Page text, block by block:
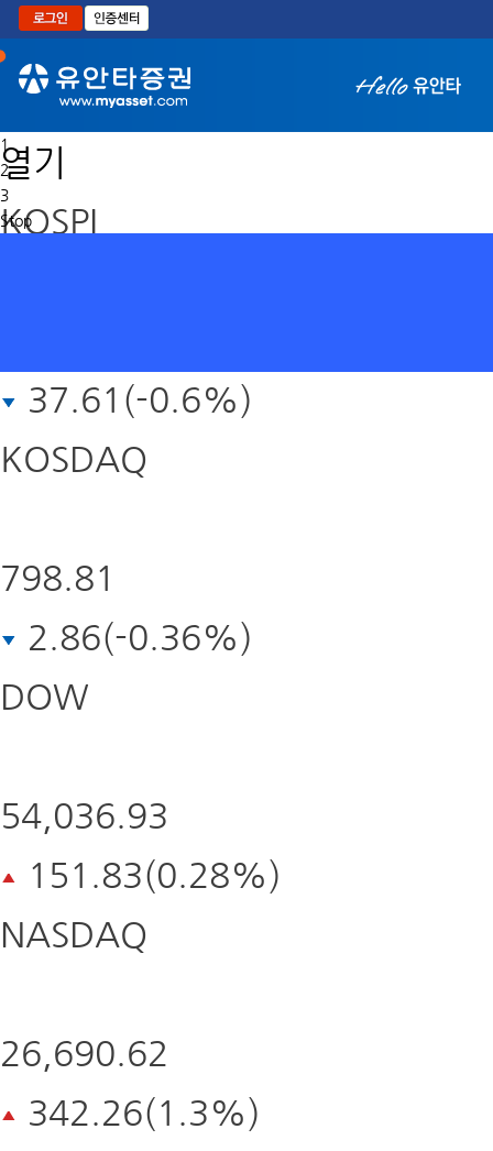
본문으로 바로가기
1
2
3
Stop
열기
KOSPI
37.61(-0.6%)
KOSDAQ
798.81
2.86(-0.36%)
DOW
54,036.93
151.83(0.28%)
NASDAQ
26,690.62
342.26(1.3%)